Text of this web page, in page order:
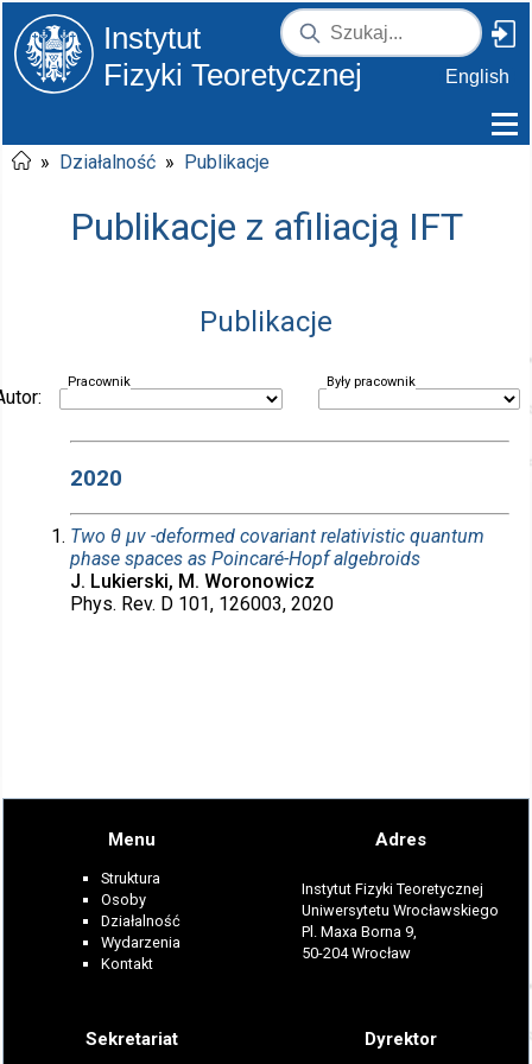
Instytut
Fizyki Teoretycznej
English
» Działalność » Publikacje
Publikacje z afiliacją IFT
Publikacje
Pracownik Były pracownik
2020
Two θ μν -deformed covariant relativistic quantum
phase spaces as Poincaré-Hopf algebroids
J. Lukierski, M. Woronowicz
Phys. Rev. D 101, 126003, 2020
Menu
Struktura
Osoby
Działalność
Wydarzenia
Kontakt
Adres
Instytut Fizyki Teoretycznej
Uniwersytetu Wrocławskiego
Pl. Maxa Borna 9,
50-204 Wrocław
Sekretariat Dyrektor